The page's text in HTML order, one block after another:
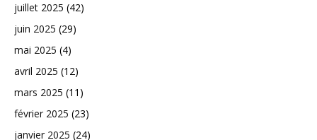
juillet 2025 (42)
juin 2025 (29)
mai 2025 (4)
avril 2025 (12)
mars 2025 (11)
février 2025 (23)
janvier 2025 (24)